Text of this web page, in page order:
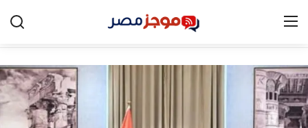
الرئيسية
مصر